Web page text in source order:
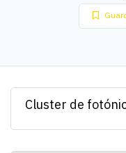
Cluster de